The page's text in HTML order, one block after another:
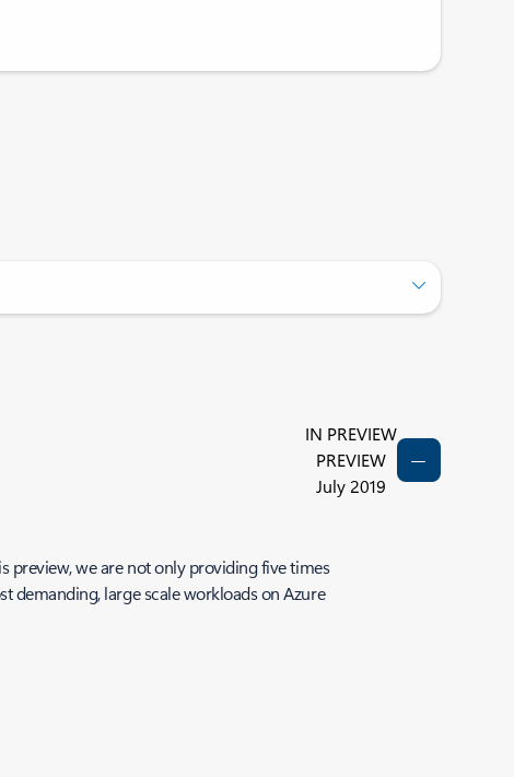
IN PREVIEW
PREVIEW
July 2019
preview, we are not only providing five times
demanding, large scale workloads on Azure